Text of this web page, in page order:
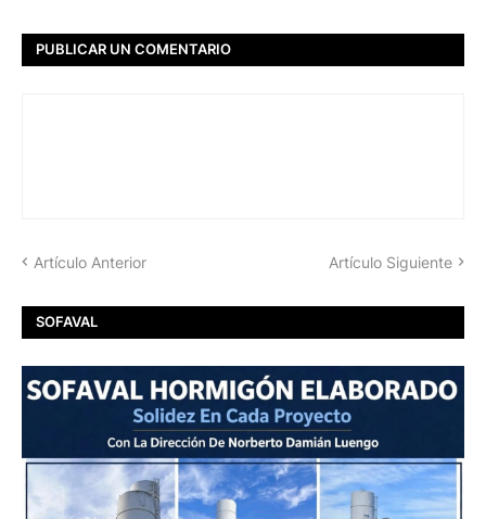
PUBLICAR UN COMENTARIO
Artículo Anterior Artículo Siguiente
SOFAVAL